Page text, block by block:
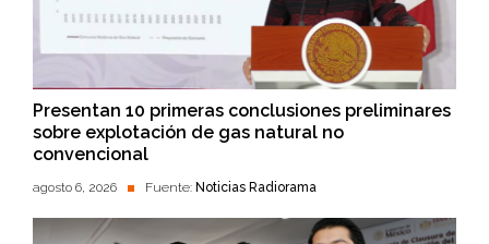
Presentan 10 primeras conclusiones preliminares
sobre explotación de gas natural no
convencional
agosto 6, 2026 Fuente: Noticias Radiorama